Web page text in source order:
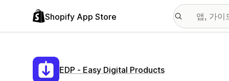
Shopify App Store
EDP ‑ Easy Digital Products